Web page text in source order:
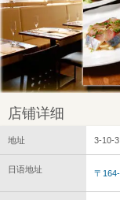
店铺详细
地址 3-10-
日语地址 〒